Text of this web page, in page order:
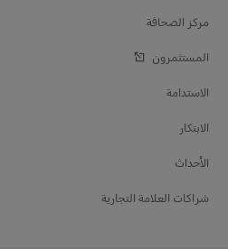
مركز الصحافة
المستثمرون
الاستدامة
الابتكار
الأحداث
شراكات العلامة التجارية